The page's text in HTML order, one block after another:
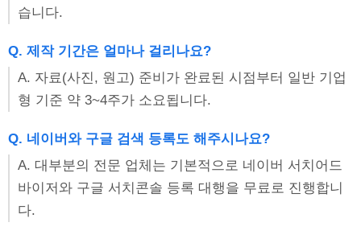
습니다.
Q. 제작 기간은 얼마나 걸리나요?
A. 자료(사진, 원고) 준비가 완료된 시점부터 일반 기업
형 기준 약 3~4주가 소요됩니다.
Q. 네이버와 구글 검색 등록도 해주시나요?
A. 대부분의 전문 업체는 기본적으로 네이버 서치어드
바이저와 구글 서치콘솔 등록 대행을 무료로 진행합니
다.